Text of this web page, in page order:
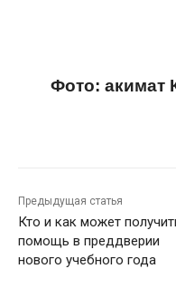
Фото: акимат
Предыдущая статья
Кто и как может
помощь в преддверии
нового учебного года